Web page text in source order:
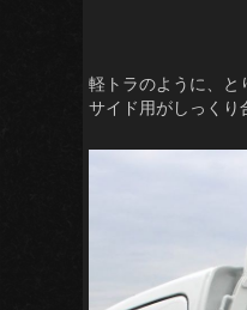
軽トラのように、と
サイド用がしっくり